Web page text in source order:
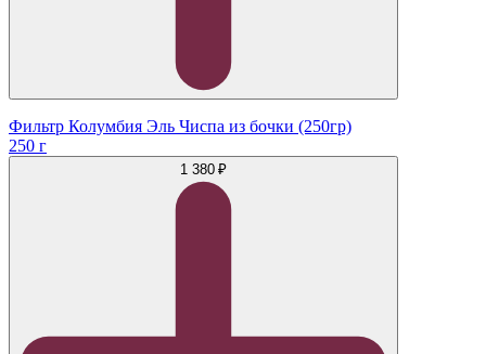
Фильтр Колумбия Эль Чиспа из бочки (250гр)
250 г
1 380 ₽